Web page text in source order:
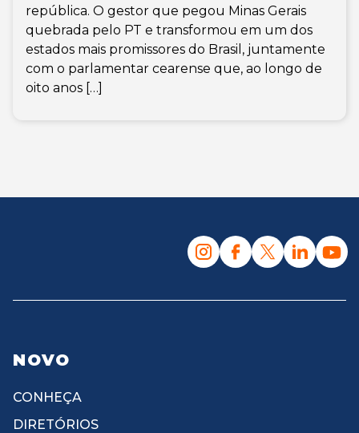
república. O gestor que pegou Minas Gerais
quebrada pelo PT e transformou em um dos
estados mais promissores do Brasil, juntamente
com o parlamentar cearense que, ao longo de
oito anos […]
NOVO
CONHEÇA
DIRETÓRIOS